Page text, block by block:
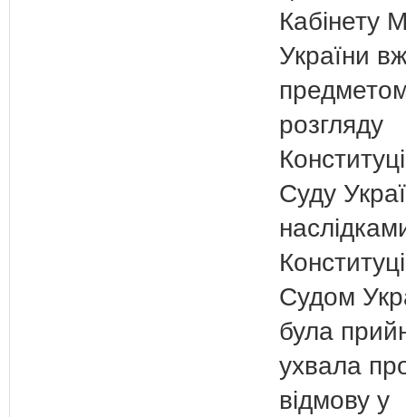
Кабінету
України
розгляду
Суду
Судом
була
ухвала
відмову у